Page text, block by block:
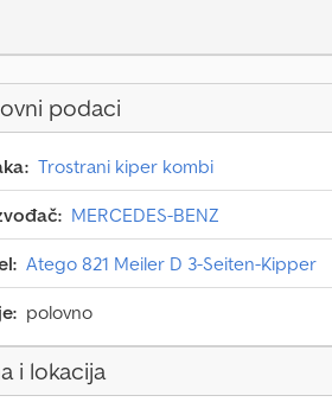
podaci
Trostrani kiper kombi
MERCEDES-BENZ
Atego 821 Meiler D 3-Seiten-Kipper
polovno
i lokacija